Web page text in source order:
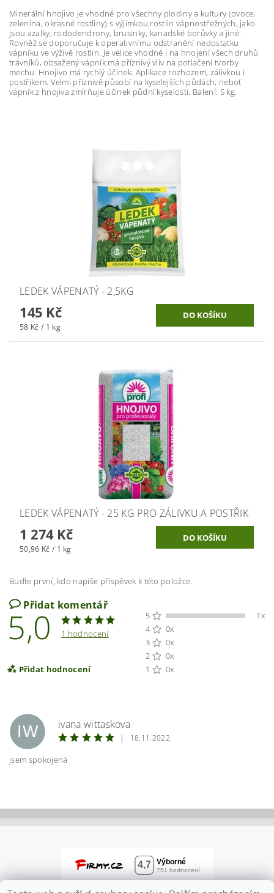
Minerální hnojivo je vhodné pro všechny plodiny a kultury (ovoce,
zelenina, okrasné rostliny) s výjimkou rostlin vápnostřežných, jako
jsou azalky, rododendrony, brusinky, kanadské borůvky a jiné.
Rovněž se doporučuje k operativnímu odstranění nedostatku
vápníku ve výživě rostlin. Je velice vhodné i na hnojení všech druhů
trávníků, obsažený vápník má příznivý vliv na potlačení tvorby
mechu. Hnojivo má rychlý účinek. Aplikace rozhozem, zálivkou i
postřikem. Velmi příznivě působí na kyselejších půdách, neboť
vápník z hnojiva zmírňuje účinek půdní kyselosti. Balení: 5 kg.
LEDEK VÁPENATÝ - 2,5KG
145 Kč
58 Kč / 1 kg
LEDEK VÁPENATÝ - 25 KG PRO ZÁLIVKU A POSTŘIK
1 274 Kč
50,96 Kč / 1 kg
Buďte první, kdo napíše příspěvek k této položce.
Přidat komentář
5,0 1 hodnocení
Přidat hodnocení
5
1x
4
0x
3
0x
2
0x
1
0x
Vložením hodnocení souhlasíte spodmínkami
ochrany osobních údajů
IW
ivana wittaskova
|
18.11.2022
jsem spokojená